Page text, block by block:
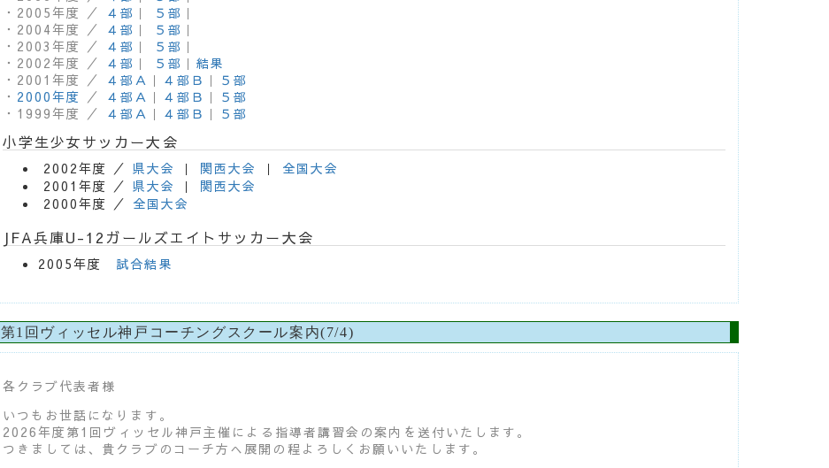
・2005年度 ／ ４部 ｜ ５部 ｜
・2004年度 ／ ４部 ｜ ５部 ｜
・2003年度 ／ ４部 ｜ ５部 ｜
・2002年度 ／ ４部 ｜ ５部 ｜結果
・2001年度 ／ ４部Ａ ｜ ４部Ｂ ｜ ５部
・ 2000年度 ／ ４部Ａ ｜ ４部Ｂ ｜ ５部
・1999年度 ／ ４部Ａ ｜ ４部Ｂ ｜ ５部
小学生少女サッカー大会
2002年度 ／ 県大会 ｜ 関西大会 ｜ 全国大会
2001年度 ／ 県大会 ｜ 関西大会
2000年度 ／ 全国大会
JFA兵庫U-12ガールズエイトサッカー大会
2005年度 試合結果
第1回ヴィッセル神戸コーチングスクール案内(7/4)
各クラブ代表者様
いつもお世話になります。
2026年度第1回ヴィッセル神戸主催による指導者講習会の案内を送付いたします。
つきましては、貴クラブのコーチ方へ展開の程よろしくお願いいたします。